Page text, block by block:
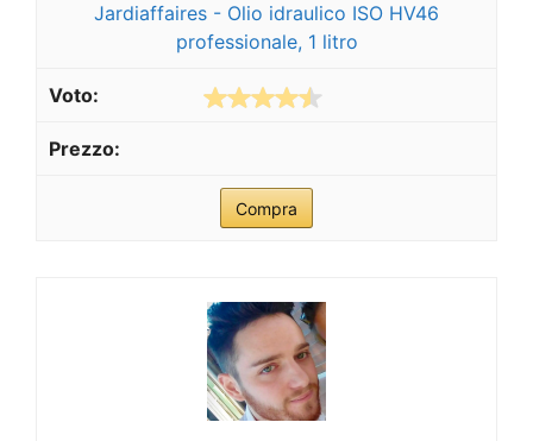
Jardiaffaires - Olio idraulico ISO HV46
professionale, 1 litro
Compra